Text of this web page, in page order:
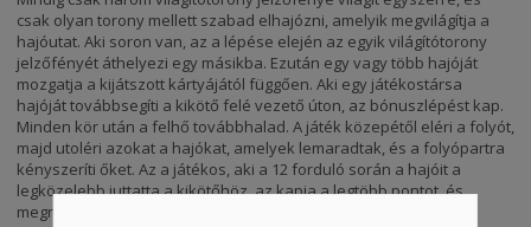
csak olyan torony mellett szabad elhajózni, amelyik megvilágítja a
hajóutat. Aki soron van, az a lépése elején az egyik világítótorony
jelzőfényét áthelyezi egy másikba. Ezután egy vagy több hajóját
mozgatja a kijátszott kártyájától függően. Aki egy játékostársa
hajóját továbbsegíti a kikötő felé vezető úton, az bónuszlépést kap.
Minden kör után a felhő továbbhalad. A játék közepétől eléri a folyót,
majd utoléri azokat a hajókat, amelyek lemaradtak, és a folyópartra
kényszeríti őket. Az a játékos, aki a 12 forduló során a hajóit a
legközelebb juttatta a kikötőhöz, az kapja a legtöbb pontot, és
megnyeri a játékot.